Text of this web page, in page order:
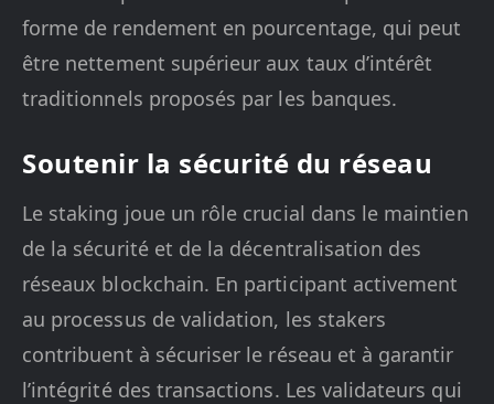
forme de rendement en pourcentage, qui peut
être nettement supérieur aux taux d’intérêt
traditionnels proposés par les banques.
Soutenir la sécurité du réseau
Le staking joue un rôle crucial dans le maintien
de la sécurité et de la décentralisation des
réseaux blockchain. En participant activement
au processus de validation, les stakers
contribuent à sécuriser le réseau et à garantir
l’intégrité des transactions. Les validateurs qui